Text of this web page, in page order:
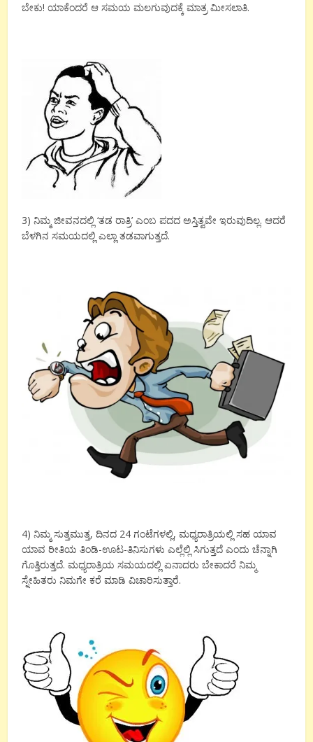
ಬೇಕು! ಯಾಕೆಂದರೆ ಆ ಸಮಯ ಮಲಗುವುದಕ್ಕೆ ಮಾತ್ರ ಮೀಸಲಾತಿ.
3) ನಿಮ್ಮ ಜೀವನದಲ್ಲಿ ‘ತಡ ರಾತ್ರಿ’ ಎಂಬ ಪದದ ಅಸ್ತಿತ್ವವೇ ಇರುವುದಿಲ್ಲ. ಆದರೆ
ಬೆಳಗಿನ ಸಮಯದಲ್ಲಿ ಎಲ್ಲಾ ತಡವಾಗುತ್ತದೆ.
4) ನಿಮ್ಮ ಸುತ್ತಮುತ್ತ, ದಿನದ 24 ಗಂಟೆಗಳಲ್ಲಿ, ಮಧ್ಯರಾತ್ರಿಯಲ್ಲಿ ಸಹ ಯಾವ
ಯಾವ ರೀತಿಯ ತಿಂಡಿ-ಊಟ-ತಿನಿಸುಗಳು ಎಲ್ಲೆಲ್ಲಿ ಸಿಗುತ್ತದೆ ಎಂದು ಚೆನ್ನಾಗಿ
ಗೊತ್ತಿರುತ್ತದೆ. ಮಧ್ಯರಾತ್ರಿಯ ಸಮಯದಲ್ಲಿ ಏನಾದರು ಬೇಕಾದರೆ ನಿಮ್ಮ
ಸ್ನೇಹಿತರು ನಿಮಗೇ ಕರೆ ಮಾಡಿ ವಿಚಾರಿಸುತ್ತಾರೆ.